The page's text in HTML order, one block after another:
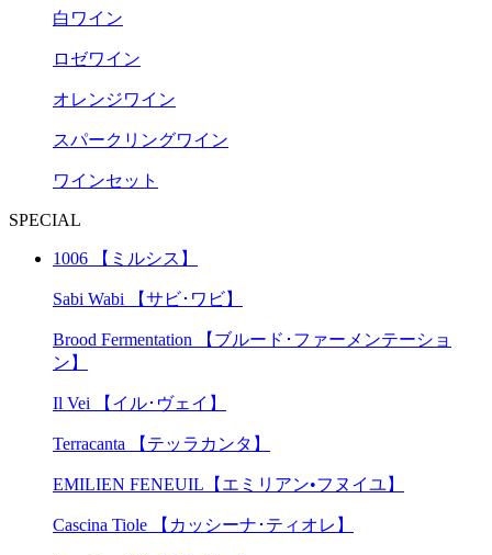
白ワイン
ロゼワイン
オレンジワイン
スパークリングワイン
ワインセット
SPECIAL
1006 【ミルシス】
Sabi Wabi 【サビ･ワビ】
Brood Fermentation 【ブルード･ファーメンテーショ
ン】
Il Vei 【イル･ヴェイ】
Terracanta 【テッラカンタ】
EMILIEN FENEUIL【エミリアン•フヌイユ】
Cascina Tiole 【カッシーナ･ティオレ】